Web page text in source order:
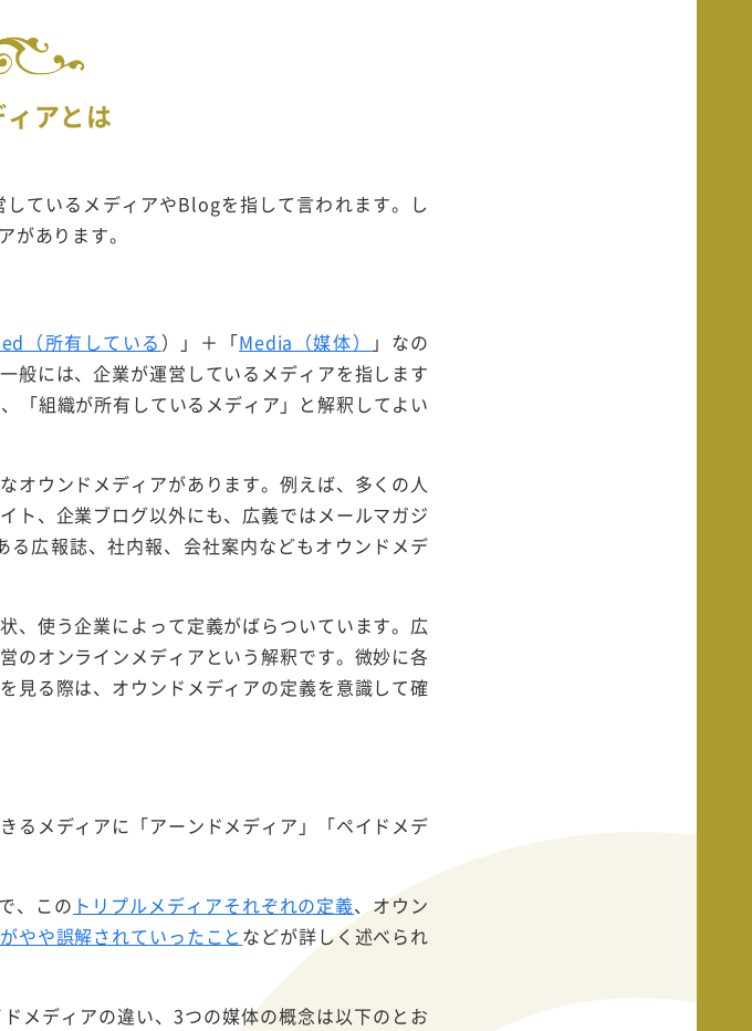
アとは
ているメディアやBlogを指して言われます。し
があります。
（所有している ）」＋「Media（媒体）
」なの
般には、企業が運営しているメディアを指します
「組織が所有しているメディア」と解釈してよい
オウンドメディアがあります。例えば、多くの人
ト、企業ブログ以外にも、広義ではメールマガジ
る広報誌、社内報、会社案内などもオウンドメデ
、使う企業によって定義がばらついています。広
のオンラインメディアという解釈です。微妙に各
見る際は、オウンドメディアの定義を意識して確
るメディアに「アーンドメディア」「ペイドメデ
、この トリプルメディアそれぞれの定義、オウン
やや誤解されていったこと などが詳しく述べられ
メディアの違い、3つの媒体の概念は以下のとお